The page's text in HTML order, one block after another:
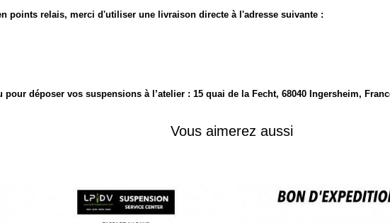
points relais, merci d'utiliser une livraison directe à l'adresse suivante :
pour déposer vos suspensions à l’atelier : 15 quai de la Fecht, 68040 Ingersheim,
Vous aimerez aussi